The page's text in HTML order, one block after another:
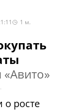
1 м.
«Авито»
о росте